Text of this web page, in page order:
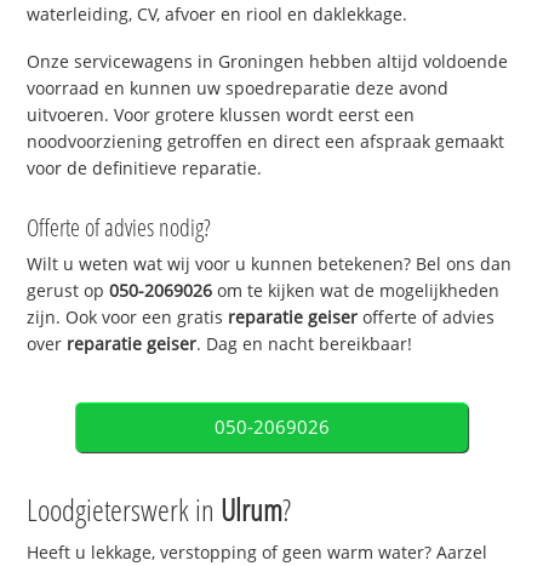
waterleiding, CV, afvoer en riool en daklekkage.
Onze servicewagens in Groningen hebben altijd voldoende
voorraad en kunnen uw spoedreparatie deze avond
uitvoeren. Voor grotere klussen wordt eerst een
noodvoorziening getroffen en direct een afspraak gemaakt
voor de definitieve reparatie.
Offerte of advies nodig?
Wilt u weten wat wij voor u kunnen betekenen? Bel ons dan
gerust op050-2069026 om te kijken wat de mogelijkheden
zijn. Ook voor een gratis reparatie geiser offerte of advies
over reparatie geiser. Dag en nacht bereikbaar!
050-2069026
Loodgieterswerk in Ulrum?
Heeft u lekkage, verstopping of geen warm water? Aarzel